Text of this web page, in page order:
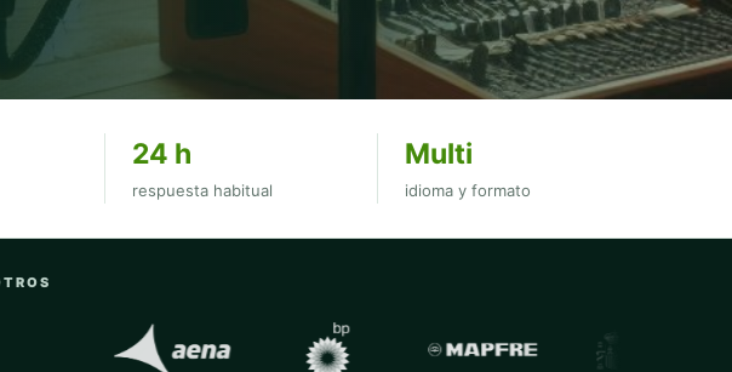
24 h
respuesta habitual
Multi
idioma y formato
QVoice